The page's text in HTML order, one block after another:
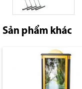
Sản phẩm khác